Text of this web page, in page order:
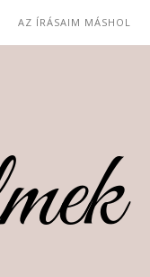
AZ ÍRÁSAIM MÁSHOL